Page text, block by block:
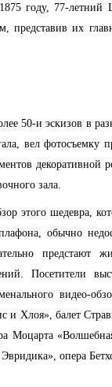
году, 77-
представив их
50-и эскизов в
вел фотосъемку
зала.
этого шедевра,
обычно
предстают
Посетители
видео-
Хлоя», балет
Моцарта
опера